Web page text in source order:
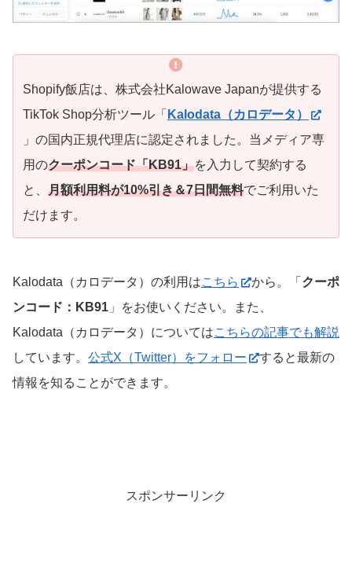
Shopify飯店は、株式会社Kalowave Japanが提供する
TikTok Shop分析ツール「 Kalodata（カロデータ）
」の国内正規代理店に認定されました。当メディア専
用のクーポンコード「KB91」を入力して契約する
と、 月額利用料が10%引き＆7日間無料でご利用いた
だけます。
Kalodata（カロデータ）の利用はこちら から。「 クーポ
ンコード：KB91 」をお使いください。また、
Kalodata（カロデータ）についてはこちらの記事でも解説
しています。 公式X（Twitter）をフォロー
すると最新の
情報を知ることができます。
スポンサーリンク